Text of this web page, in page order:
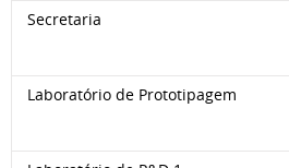
Secretaria
Laboratório de Prototipagem